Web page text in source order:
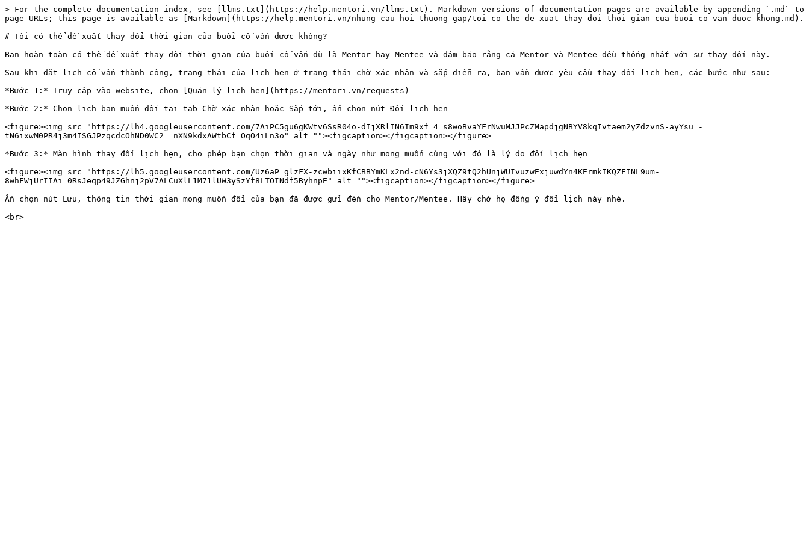
> For the complete documentation index, see [llms.txt](https://help.mentori.vn/llms.txt). Markdown versions of documentation pages are available by appending `.md` to
page URLs; this page is available as [Markdown](https://help.mentori.vn/nhung-cau-hoi-thuong-gap/toi-co-the-de-xuat-thay-doi-thoi-gian-cua-buoi-co-van-duoc-khong.md).
# Tôi có thể đề xuất thay đổi thời gian của buổi cố vấn được không?
Bạn hoàn toàn có thể đề xuất thay đổi thời gian của buổi cố vấn dù là Mentor hay Mentee và đảm bảo rằng cả Mentor và Mentee đều thống nhất với sự thay đổi này.
Sau khi đặt lịch cố vấn thành công, trạng thái của lịch hẹn ở trạng thái chờ xác nhận và sắp diễn ra, bạn vẫn được yêu cầu thay đổi lịch hẹn, các bước như sau:
*Bước 1:* Truy cập vào website, chọn [Quản lý lịch hẹn](https://mentori.vn/requests)
*Bước 2:* Chọn lịch bạn muốn đổi tại tab Chờ xác nhận hoặc Sắp tới, ấn chọn nút Đổi lịch hẹn
<figure><img src="https://lh4.googleusercontent.com/7AiPC5gu6gKWtv6SsR04o-dIjXRlIN6Im9xf_4_s8woBvaYFrNwuMJJPcZMapdjgNBYV8kqIvtaem2yZdzvnS-ayYsu_-
tN6ixwM0PR4j3m4ISGJPzqcdcOhND0WC2__nXN9kdxAWtbCf_OqO4iLn3o" alt=""><figcaption></figcaption></figure>
*Bước 3:* Màn hình thay đổi lịch hẹn, cho phép bạn chọn thời gian và ngày như mong muốn cùng với đó là lý do đổi lịch hẹn
<figure><img src="https://lh5.googleusercontent.com/Uz6aP_glzFX-zcwbiixKfCBBYmKLx2nd-cN6Ys3jXQZ9tQ2hUnjWUIvuzwExjuwdYn4KErmkIKQZFINL9um-
8whFWjUrIIAi_0RsJeqp49JZGhnj2pV7ALCuXlL1M71lUW3ySzYf8LTOINdf5ByhnpE" alt=""><figcaption></figcaption></figure>
Ấn chọn nút Lưu, thông tin thời gian mong muốn đổi của bạn đã được gửi đến cho Mentor/Mentee. Hãy chờ họ đồng ý đổi lịch này nhé.